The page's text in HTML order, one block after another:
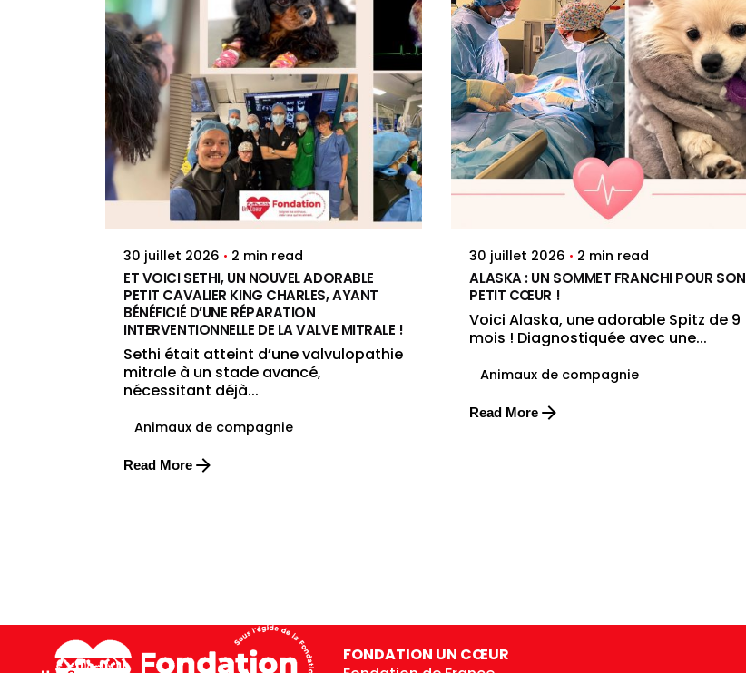
Posted by
Jenna Pacini
30 juillet 2026 2 min read
ET VOICI SETHI, UN NOUVEL ADORABLE
PETIT CAVALIER KING CHARLES, AYANT
BÉNÉFICIÉ D’UNE RÉPARATION
INTERVENTIONNELLE DE LA VALVE MITRALE !
Sethi était atteint d’une valvulopathie
mitrale à un stade avancé,
nécessitant déjà...
Animaux de compagnie
Read More
Posted by
Jenna Pacini
30 juillet 2026 2 min read
ALASKA : UN SOMMET FRANCHI POUR SON
PETIT CŒUR !
Voici Alaska, une adorable Spitz de 9
mois ! Diagnostiquée avec une...
Animaux de compagnie
Read More
FONDATION UN CŒUR